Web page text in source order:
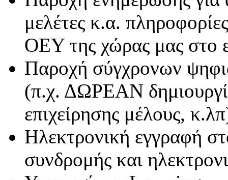
μελέτες κ.α.
ΟΕΥ της χώρας μας στο
Παροχή σύγχρονων
(π.χ. ΔΩΡΕΑΝ
επιχείρησης μέλους,
Ηλεκτρονική εγγραφή
συνδρομής και